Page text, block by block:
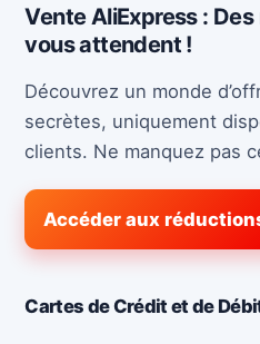
Vente AliExpress :
vous attendent !
Découvrez un monde
secrètes, uniquement
clients. Ne manquez pas
Accéder aux
Cartes de Crédit et de